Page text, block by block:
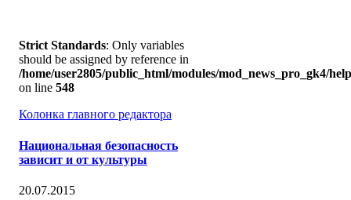
Strict Standards: Only variables
should be assigned by reference in
/home/user2805/public_html/modules/mod_news_pro_gk4/
on line 548
Колонка главного редактора
Национальная безопасность
зависит и от культуры
20.07.2015